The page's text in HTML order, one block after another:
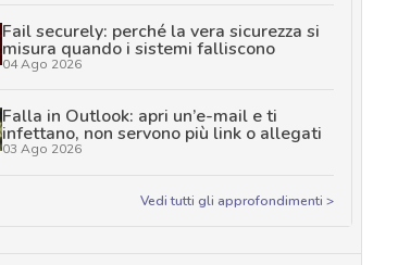
Fail securely: perché la vera sicurezza si
misura quando i sistemi falliscono
04 Ago 2026
Falla in Outlook: apri un’e-mail e ti
infettano, non servono più link o allegati
03 Ago 2026
Vedi tutti gli approfondimenti >